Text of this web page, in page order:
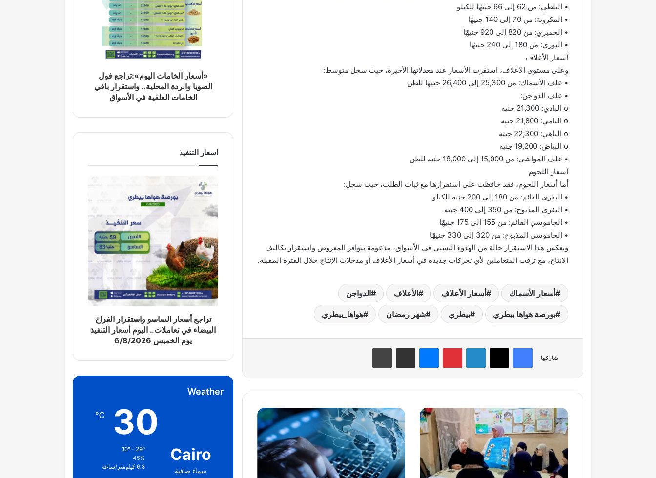
• البلطي: من 62 إلى 66 جنيهًا للكيلو
• المكرونة: من 70 إلى 140 جنيهًا
• الجمبري: من 820 إلى 920 جنيهًا
• البوري: من 180 إلى 240 جنيهًا
أسعار الأعلاف
وعلى مستوى الأعلاف، استقرت الأسعار عند معدلاتها الأخيرة، حيث سجل متوسط:
• علف الأسماك: من 25,300 إلى 26,400 جنيهًا للطن
• علف الدواجن:
o البادي: 21,300 جنيه
o النامي: 21,800 جنيه
o الناهي: 22,300 جنيه
o البياض: 19,200 جنيه
• علف المواشي: من 15,000 إلى 18,000 جنيه للطن
أسعار اللحوم
أما أسعار اللحوم، فقد حافظت على استقرارها مع ثبات الطلب، حيث سجل:
• البقري القائم: من 180 إلى 200 جنيه للكيلو
• البقري المذبوح: من 350 إلى 400 جنيه
• الجاموسي القائم: من 155 إلى 175 جنيهًا
• الجاموسي المذبوح: من 320 إلى 330 جنيهًا
ويعكس هذا الاستقرار حالة من الهدوء النسبي في الأسواق، مدعومة بتوافر المعروض واستقرار تكاليف
الإنتاج، مع ترقب المتعاملين لأي تحركات جديدة في أسعار الأعلاف أو مدخلات الإنتاج خلال الفترة المقبلة.
أسعار الأسماك أسعار الأعلاف الأعلاف الدواجن
بورصة هواها بيطري بيطري شهر رمضان هواها_بيطري
شاركها
فيسبوك ‫X لينكدإن بينتيريستماسنجر مشاركة عبر البريد طباعة
«الزراعة»
تنفذ
83
ندوة
إرشادية
بيطرية
الإنترنت
بلا
حدود
يعود
إلى
واجهة
الجدل
«أسعار الخامات اليوم»:تراجع فول
الصويا والردة المحلية.. واستقرار باقي
الخامات العلفية في الأسواق
اسعار التنفيذ
تراجع أسعار الساسو واستقرار الفراخ
البيضاء في تعاملات.. اليوم أسعار التنفيذ
يوم الخميس 6/8/2026
Weather
Cairo
سماء صافية
30
℃
30º - 29º
45%
6.8 كيلومتر/ساعة